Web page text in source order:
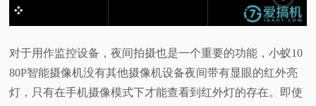
对于用作监控设备，夜间拍摄也是一个重要的功能，小蚁10
80P智能摄像机没有其他摄像机设备夜间带有显眼的红外亮
灯，只有在手机摄像模式下才能查看到红外灯的存在。即使